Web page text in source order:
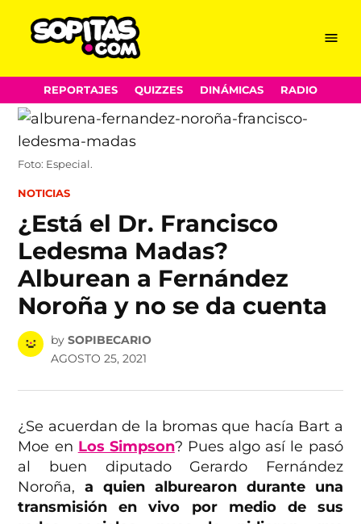
Skip
to
content
Menu
REPORTAJES QUIZZES DINÁMICAS RADIO
Foto: Especial.
POSTED
NOTICIAS
¿Está el Dr. Francisco
Ledesma Madas?
Alburean a Fernández
Noroña y no se da cuenta
by SOPIBECARIO
AGOSTO 25, 2021
¿Se acuerdan de la bromas que hacía Bart a
Moe en Los Simpson? Pues algo así le pasó
al buen diputado Gerardo Fernández
Noroña, a quien alburearon durante una
transmisión en vivo por medio de sus